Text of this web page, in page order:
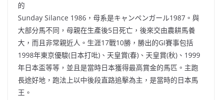
的
Sunday Silance 1986 ， 母系是キャンペンガール1987 。 與
大部分馬不同 ， 母親在生產後5日死亡 ， 後來交由農耕馬養
大 ， 而且非常親近人 。 生涯17戰10勝 ， 勝出的GI賽事包括
1998年東京優駿(日本打吡) 、 天皇賞(春)、天皇賞(秋) 、 1999
年日本盃等等 ， 並且是當時日本獲得最高賞金的馬匹 。 主跑
長途好地 ， 跑法上以中後段直路追擊為主 ， 是當時的日本馬
王 。